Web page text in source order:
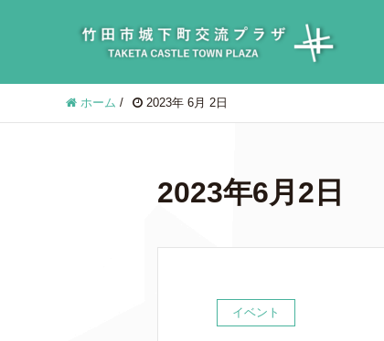
ホーム / 2023年 6月 2日
2023年6月2日
イベント